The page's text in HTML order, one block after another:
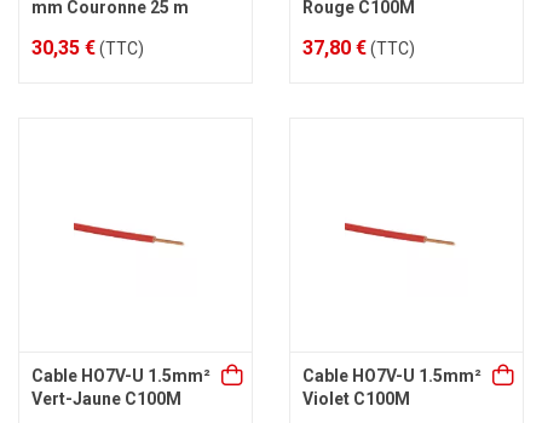
mm Couronne 25 m
30,35 €(TTC)
Rouge C100M
37,80 €(TTC)
Cable HO7V-U 1.5mm²
Vert-Jaune C100M
Cable HO7V-U 1.5mm²
Violet C100M